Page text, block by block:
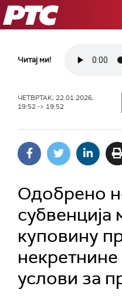
РТС
Читај ми!
ЧЕТВРТАК, 22.01.2026,
19:52 -> 19:52
Одобрено
субвенција
куповину
некретнине
услови за